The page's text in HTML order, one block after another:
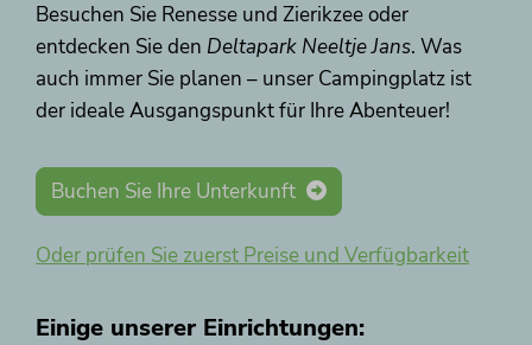
Besuchen Sie Renesse und Zierikzee oder
entdecken Sie den Deltapark Neeltje Jans. Was
auch immer Sie planen – unser Campingplatz ist
der ideale Ausgangspunkt für Ihre Abenteuer!
Buchen Sie Ihre Unterkunft
Oder prüfen Sie zuerst Preise und Verfügbarkeit
Einige unserer Einrichtungen: